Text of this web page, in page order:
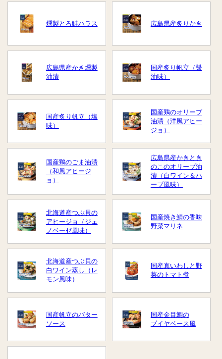
燻製とろ鮭ハラス 広島県産炙りかき
広島県産かき燻製
油漬
国産炙り帆立（醤
油味）
国産炙り帆立（塩
味）
国産鶏のオリーブ
油漬（洋風アヒー
ジョ）
国産鶏のごま油漬
（和風アヒージ
ョ）
広島県産かきとき
のこのオリーブ油
漬（白ワイン＆ハ
ーブ風味）
北海道産つぶ貝の
アヒージョ（ジェ
ノベーゼ風味）
国産焼き鯖の香味
野菜マリネ
北海道産つぶ貝の
白ワイン蒸し（レ
モン風味）
国産真いわしと野
菜のトマト煮
国産帆立のバター
ソース
国産金目鯛の
ブイヤベース風